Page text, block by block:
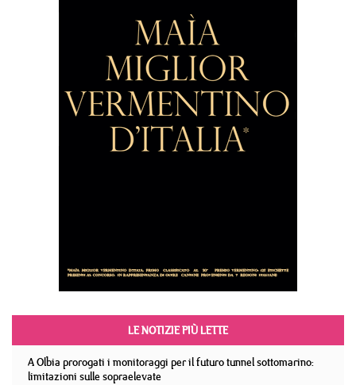
LE NOTIZIE PIÙ LETTE
A Olbia prorogati i monitoraggi per il futuro tunnel sottomarino:
limitazioni sulle sopraelevate